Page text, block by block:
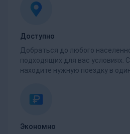
Доступно
Добраться до любого
подходящих для вас условиях.
находите нужную поездку в один
Экономно